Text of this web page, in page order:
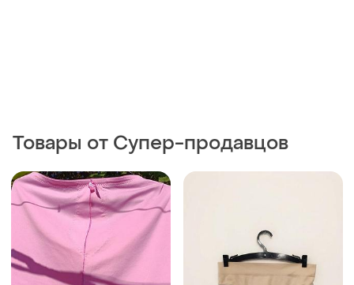
Товары от Супер-продавцов